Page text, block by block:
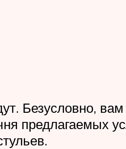
Безусловно, вам
предлагаемых